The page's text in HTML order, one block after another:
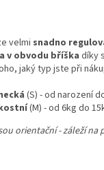
velmi snadno
a v obvodu bříška díky
jaký typ jste při
(S) - od narození
(M) - od 6kg do
orientační - záleží na